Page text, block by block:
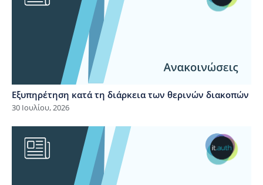
Εξυπηρέτηση κατά τη διάρκεια των θερινών διακοπών
30 Ιουλίου, 2026